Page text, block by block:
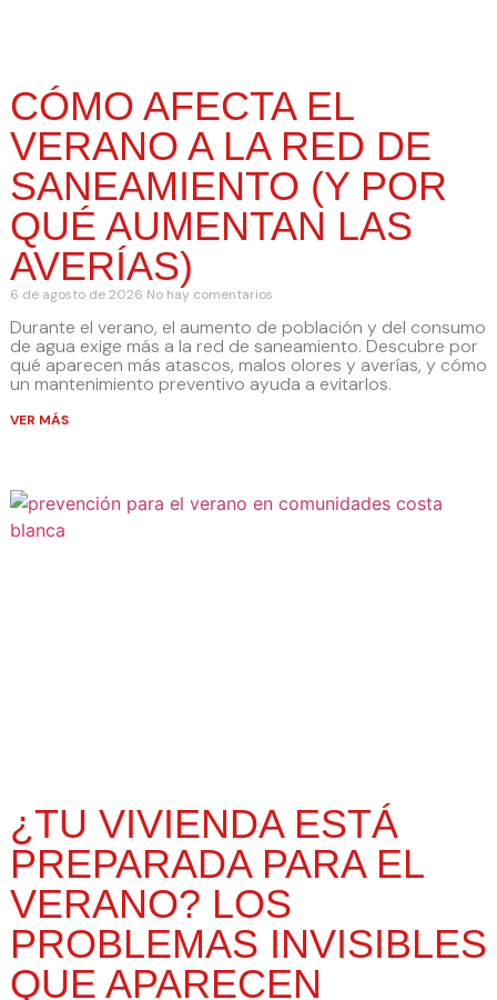
CÓMO AFECTA EL
VERANO A LA RED DE
SANEAMIENTO (Y POR
QUÉ AUMENTAN LAS
AVERÍAS)
6 de agosto de 2026 No hay comentarios
Durante el verano, el aumento de población y del consumo
de agua exige más a la red de saneamiento. Descubre por
qué aparecen más atascos, malos olores y averías, y cómo
un mantenimiento preventivo ayuda a evitarlos.
VER MÁS
¿TU VIVIENDA ESTÁ
PREPARADA PARA EL
VERANO? LOS
PROBLEMAS INVISIBLES
QUE APARECEN